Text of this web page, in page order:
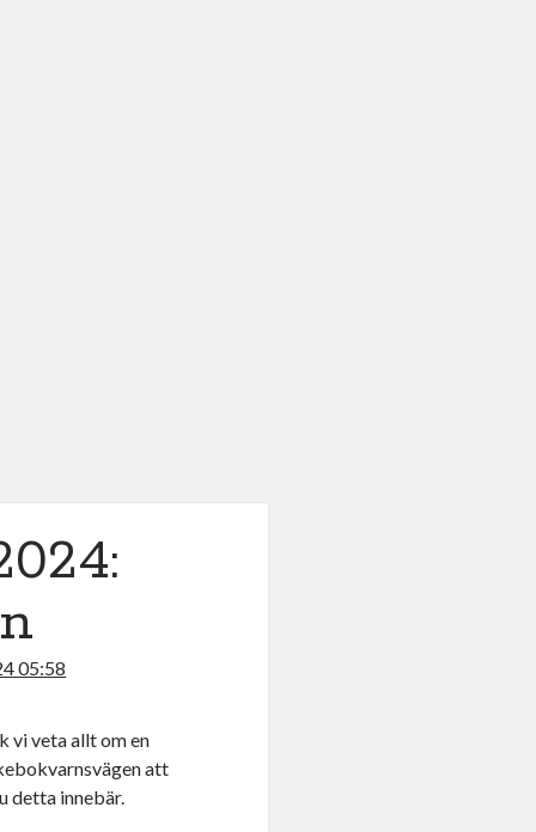
05:58
vi veta allt om en
att
detta innebär.